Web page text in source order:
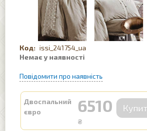
issi_241754_ua
Двоспальний
євро
6510
₴